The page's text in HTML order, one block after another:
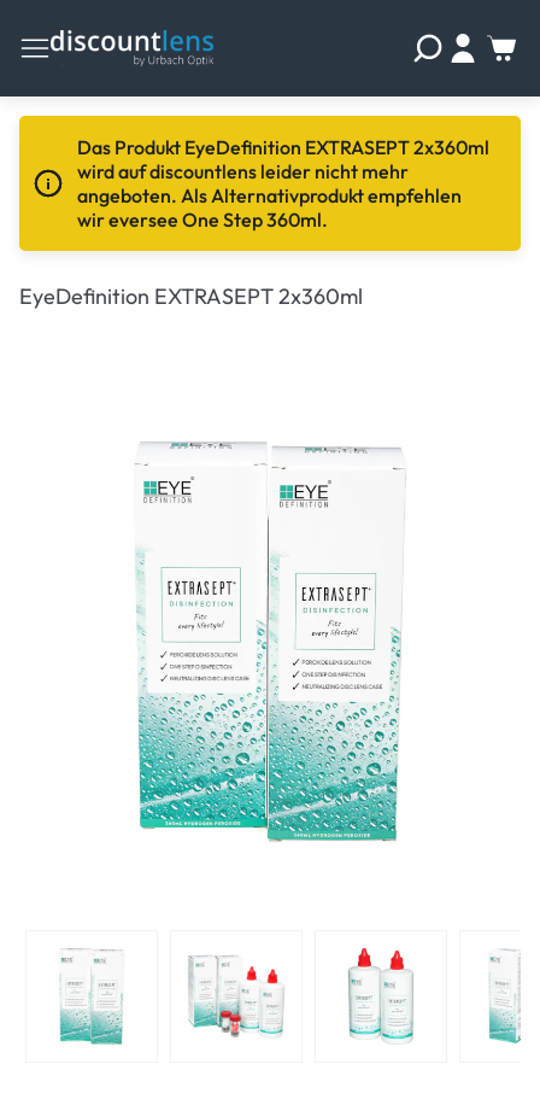
Das Produkt EyeDefinition EXTRASEPT 2x360ml
wird auf discountlens leider nicht mehr
angeboten. Als Alternativprodukt empfehlen
wir eversee One Step 360ml.
EyeDefinition EXTRASEPT 2x360ml